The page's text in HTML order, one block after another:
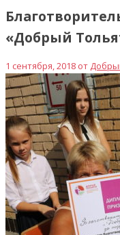
«Добрый
1 сентября, 2018 от